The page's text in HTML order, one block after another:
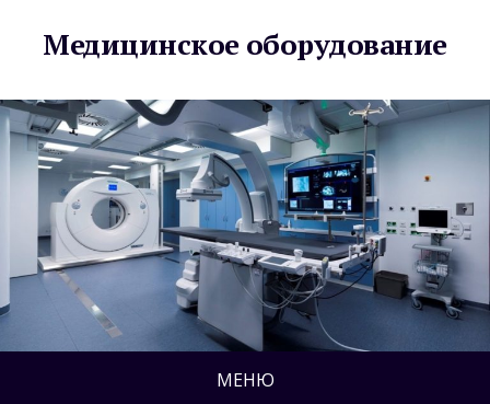
Медицинское оборудование
МЕНЮ